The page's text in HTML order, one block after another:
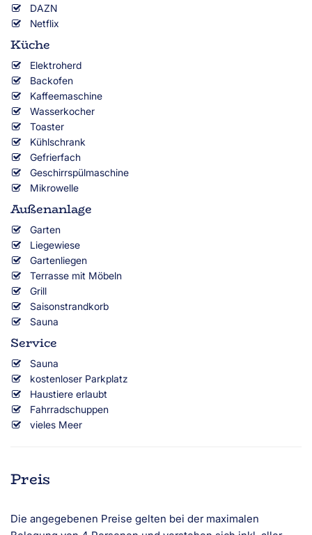
DAZN
Netflix
Küche
Elektroherd
Backofen
Kaffeemaschine
Wasserkocher
Toaster
Kühlschrank
Gefrierfach
Geschirrspülmaschine
Mikrowelle
Außenanlage
Garten
Liegewiese
Gartenliegen
Terrasse mit Möbeln
Grill
Saisonstrandkorb
Sauna
Service
Sauna
kostenloser Parkplatz
Haustiere erlaubt
Fahrradschuppen
vieles Meer
Preis
Die angegebenen Preise gelten bei der maximalen